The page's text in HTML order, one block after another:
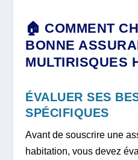
🏠 COMMENT
BONNE
MULTIRISQUES
ÉVALUER SES
SPÉCIFIQUES
Avant de souscrire une
habitation, vous devez